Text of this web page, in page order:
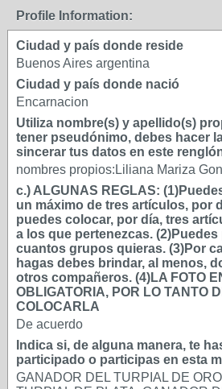
Profile Information:
Ciudad y país donde reside
Buenos Aires argentina
Ciudad y país donde nació
Encarnacion
Utiliza nombre(s) y apellido(s)
tener pseudónimo, debes hacer
sincerar tus datos en este
nombres propios:Liliana Mariza
c.) ALGUNAS REGLAS:
un máximo de tres artículos, por
puedes colocar, por día, tres
a los que pertenezcas. (2)Puedes
cuantos grupos quieras. (3)Por
hagas debes brindar, al menos,
otros compañeros. (4)LA FOTO
OBLIGATORIA, POR LO TANTO
COLOCARLA
De acuerdo
Indica si, de alguna manera, te
participado o participas en esta
GANADOR DEL TURPIAL DE